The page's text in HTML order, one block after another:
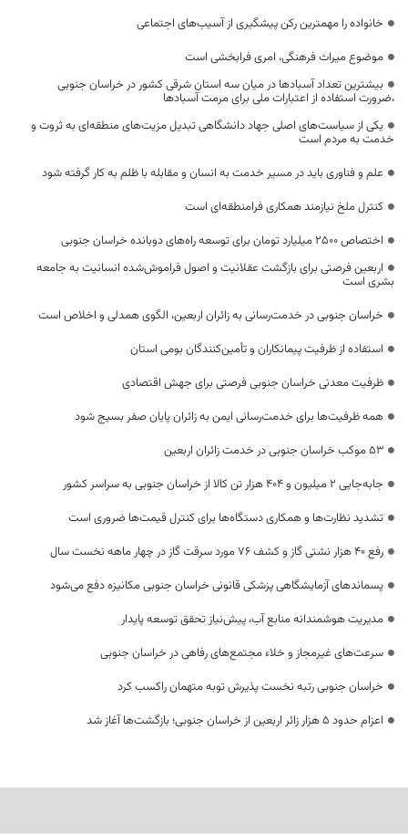
خانواده را مهمترین رکن پیشگیری از آسیب‌های اجتماعی
موضوع میراث فرهنگی، امری فرابخشی است
بیشترین تعداد آسبادها در میان سه استان شرقی کشور در خراسان جنوبی
،ضرورت استفاده از اعتبارات ملی برای مرمت آسبادها
یکی از سیاست‌های اصلی جهاد دانشگاهی تبدیل مزیت‌های منطقه‌ای به ثروت و
خدمت به مردم است
علم و فناوری باید در مسیر خدمت به انسان و مقابله با ظلم به کار گرفته شود
کنترل ملخ نیازمند همکاری فرامنطقه‌ای است
اختصاص 2500 میلیارد تومان برای توسعه راه‌های دوبانده خراسان جنوبی
اربعین فرصتی برای بازگشت عقلانیت و اصول فراموش‌شده انسانیت به جامعه
بشری است
خراسان جنوبی در خدمت‌رسانی به زائران اربعین، الگوی همدلی و اخلاص است
استفاده از ظرفیت پیمانکاران و تأمین‌کنندگان بومی استان
ظرفیت معدنی خراسان جنوبی فرصتی برای جهش اقتصادی
همه ظرفیت‌ها برای خدمت‌رسانی ایمن به زائران پایان صفر بسیج شود
53 موکب خراسان جنوبی در خدمت زائران اربعین
جابه‌جایی 2 میلیون و 404 هزار تن کالا از خراسان جنوبی به سراسر کشور
تشدید نظارت‌ها و همکاری دستگاه‌ها برای کنترل قیمت‌ها ضروری است
رفع 40 هزار نشتی گاز و کشف 76 مورد سرقت گاز در چهار ماهه نخست سال
پسماندهای آزمایشگاهی پزشکی قانونی خراسان جنوبی مکانیزه دفع می‌شود
مدیریت هوشمندانه منابع آب، پیش‌نیاز تحقق توسعه پایدار
سرعت‌های غیرمجاز و خلاء مجتمع‌های رفاهی در خراسان جنوبی
خراسان جنوبی رتبه نخست پذیرش توبه متهمان راکسب کرد
اعزام حدود 5 هزار زائر اربعین از خراسان جنوبی؛ بازگشت‌ها آغاز شد